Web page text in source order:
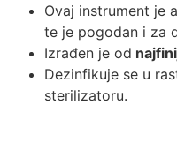
Ovaj instrument je
te je pogodan i za
Izrađen je od
Dezinfikuje se u
sterilizatoru.